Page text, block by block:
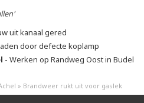
uit kanaal gered
door defecte koplamp
- Werken op Randweg Oost in Budel
» Brandweer rukt uit voor gaslek